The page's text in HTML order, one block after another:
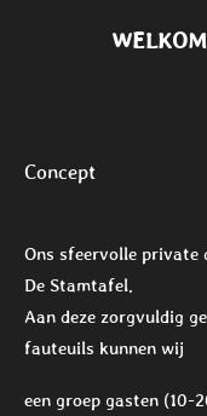
Concept
Ons sfeervolle private
De Stamtafel.
Aan deze zorgvuldig
fauteuils kunnen wij
een groep gasten (10-